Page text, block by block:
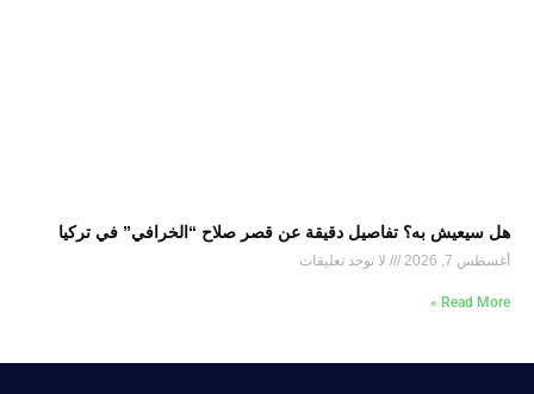
هل سيعيش به؟ تفاصيل دقيقة عن قصر صلاح “الخرافي” في تركيا
أغسطس 7, 2026 لا توجد تعليقات
Read More »